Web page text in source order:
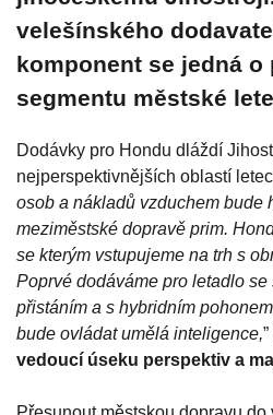
velešínského
komponent se jedná o
segmentu městské
Dodávky pro Hondu dláždí
nejperspektivnějších oblastí
osob a nákladů vzduchem bude
meziměstské dopravě prim.
se kterým vstupujeme na trh s
Poprvé dodáváme pro letadlo se
přistáním a s hybridním
bude ovládat umělá inteligence,”
vedoucí úseku perspektiv a